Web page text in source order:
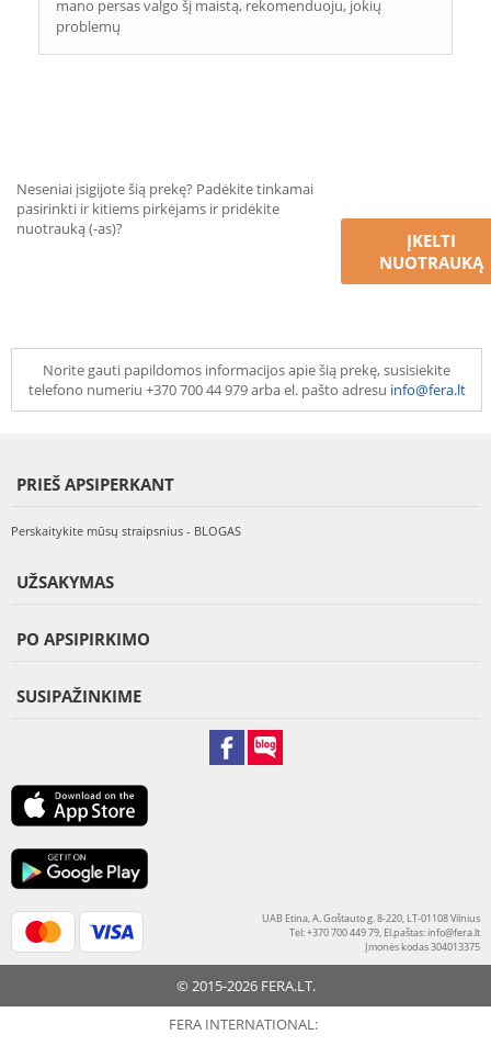
mano persas valgo šį maistą, rekomenduoju, jokių
problemų
Neseniai įsigijote šią prekę? Padėkite tinkamai
pasirinkti ir kitiems pirkėjams ir pridėkite
nuotrauką (-as)?
ĮKELTI
NUOTRAUKĄ
Norite gauti papildomos informacijos apie šią prekę, susisiekite
telefono numeriu +370 700 44 979 arba el. pašto adresu info@fera.lt
PRIEŠ APSIPERKANT
Perskaitykite mūsų straipsnius - BLOGAS
UŽSAKYMAS
PO APSIPIRKIMO
SUSIPAŽINKIME
UAB Etina, A. Goštauto g. 8-220, LT-01108 Vilnius
Tel: +370 700 449 79, El.paštas:info@fera.lt
Įmonės kodas 304013375
© 2015-2026 FERA.LT.
FERA INTERNATIONAL: